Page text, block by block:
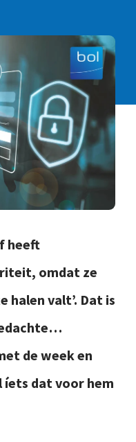
heeft
omdat ze
halen valt’. Dat is
de week en
íets dat voor hem